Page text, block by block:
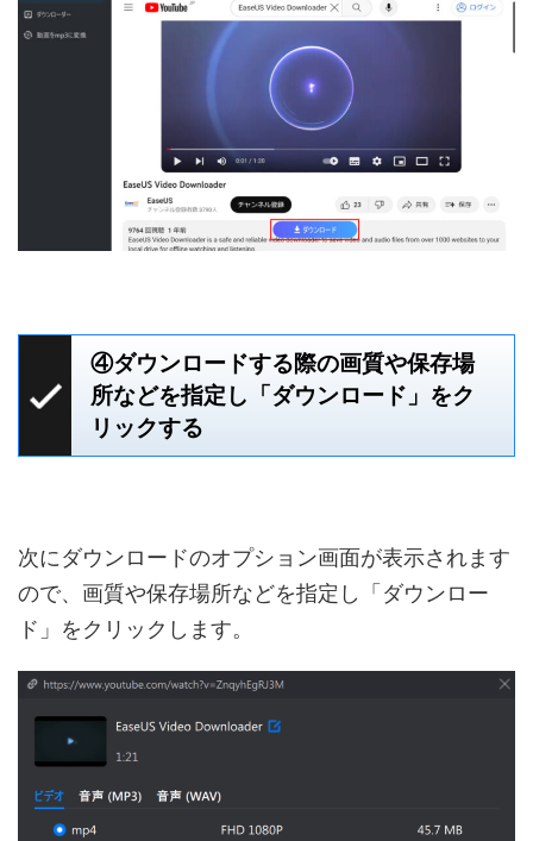
④ダウンロードする際の画質や保存場
所などを指定し「ダウンロード」をク
リックする
次にダウンロードのオプション画面が表示されます
ので、画質や保存場所などを指定し「ダウンロー
ド」をクリックします。